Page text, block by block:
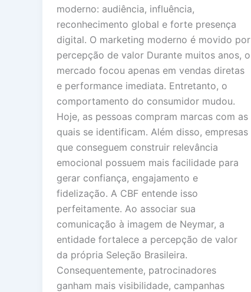
moderno: audiência, influência,
reconhecimento global e forte presença
digital. O marketing moderno é movido por
percepção de valor Durante muitos anos, o
mercado focou apenas em vendas diretas
e performance imediata. Entretanto, o
comportamento do consumidor mudou.
Hoje, as pessoas compram marcas com as
quais se identificam. Além disso, empresas
que conseguem construir relevância
emocional possuem mais facilidade para
gerar confiança, engajamento e
fidelização. A CBF entende isso
perfeitamente. Ao associar sua
comunicação à imagem de Neymar, a
entidade fortalece a percepção de valor
da própria Seleção Brasileira.
Consequentemente, patrocinadores
ganham mais visibilidade, campanhas